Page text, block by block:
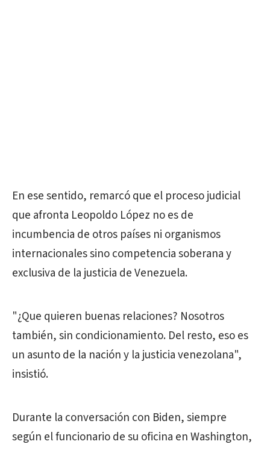
En ese sentido, remarcó que el proceso judicial
que afronta Leopoldo López no es de
incumbencia de otros países ni organismos
internacionales sino competencia soberana y
exclusiva de la justicia de Venezuela.
"¿Que quieren buenas relaciones? Nosotros
también, sin condicionamiento. Del resto, eso es
un asunto de la nación y la justicia venezolana",
insistió.
Durante la conversación con Biden, siempre
según el funcionario de su oficina en Washington,